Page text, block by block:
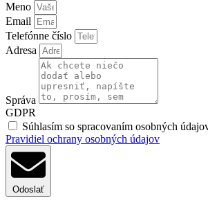
Meno
Email
Telefónne číslo
Adresa
Správa
GDPR
Súhlasím so spracovaním osobných
Pravidiel ochrany osobných údajov
Odoslať